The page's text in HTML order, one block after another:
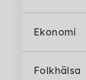
Ekonomi
Folkhälsa